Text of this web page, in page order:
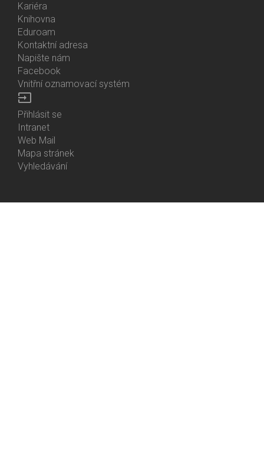
Kariéra
Knihovna
Eduroam
Kontaktní adresa
Napište nám
Facebook
Vnitřní oznamovací systém
input
Bottom
Menu
Login
Přihlásit se
Intranet
Web Mail
Mapa stránek
Vyhledávání